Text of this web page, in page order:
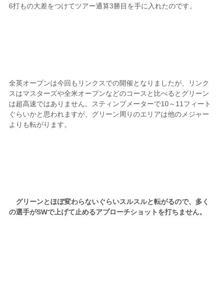
6打もの大差をつけてツアー通算3勝目を手に入れたのです。
全英オープンは今回もリンクスでの開催となりましたが、リンク
スはマスターズや全米オープンなどのコースと比べるとグリーン
は超高速ではありません。スティンプメーターで10～11フィート
ぐらいかと思われますが、グリーン周りのエリアは他のメジャー
よりも転がります。
グリーンとほぼ変わらないぐらいスルスルと転がるので、多く
の選手がSWで上げて止めるアプローチショットを打ちません。